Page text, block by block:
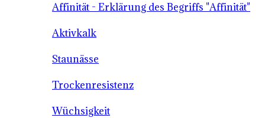
Affinität - Erklärung des Begriffs "Affinität"
Aktivkalk
Staunässe
Trockenresistenz
Wüchsigkeit